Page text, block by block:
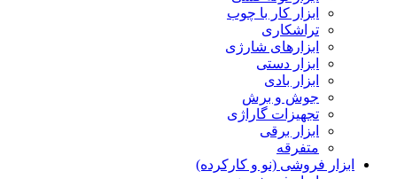
ابزار کار با چوب
تراشکاری
ابزارهای شارژی
ابزار دستی
ابزار بادی
جوش و برش
تجهیزات گاراژی
ابزار برقی
متفرقه
ابزار فروشی (نو و کارکرده)